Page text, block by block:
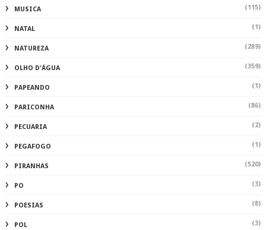
MUSICA (115)
NATAL (1)
NATUREZA (289)
OLHO D'ÁGUA (359)
PAPEANDO (1)
PARICONHA (86)
PECUARIA (2)
PEGAFOGO (1)
PIRANHAS (520)
PO (3)
POESIAS (8)
POL (3)